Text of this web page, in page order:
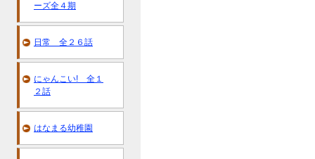
ーズ全４期
日常 全２６話
にゃんこい! 全１
２話
はなまる幼稚園